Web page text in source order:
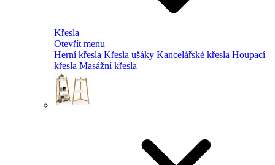
Křesla
Otevřít menu
Herní křesla Křesla ušáky Kancelářské křesla Houpací
křesla Masážní křesla